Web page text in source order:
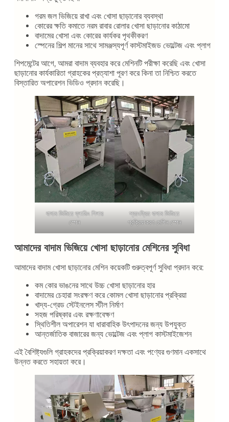
গরম জল ভিজিয়ে রাখা এবং খোসা ছাড়ানোর ব্যবস্থা
কোরের ক্ষতি কমাতে নরম রাবার রোলার খোসা ছাড়ানোর কাঠামো
বাদামের খোসা এবং কোরের কার্যকর পৃথকীকরণ
স্পেনের শিল্প মানের সাথে সামঞ্জস্যপূর্ণ কাস্টমাইজড ভোল্টেজ এবং প্লাগ
শিপমেন্টের আগে, আমরা বাদাম ব্যবহার করে মেশিনটি পরীক্ষা করেছি এবং খোসা
ছাড়ানোর কার্যকারিতা গ্রাহকের প্রত্যাশা পূরণ করে কিনা তা নিশ্চিত করতে
বিস্তারিত অপারেশন ভিডিও প্রদান করেছি।
বাদাম ভিজিয়ে ব্লাঞ্চিং পিলার
স্পেন
স্বয়ংক্রিয় বাদাম ভিজিয়ে
প্রক্রিয়াকরণ মেশিন স্পেন
আমাদের বাদাম ভিজিয়ে খোসা ছাড়ানোর মেশিনের সুবিধা
আমাদের বাদাম খোসা ছাড়ানোর মেশিন কয়েকটি গুরুত্বপূর্ণ সুবিধা প্রদান করে:
কম কোর ভাঙনের সাথে উচ্চ খোসা ছাড়ানোর হার
বাদামের চেহারা সংরক্ষণ করে কোমল খোসা ছাড়ানোর প্রক্রিয়া
খাদ্য-গ্রেড স্টেইনলেস স্টীল নির্মাণ
সহজ পরিষ্কার এবং রক্ষণাবেক্ষণ
স্থিতিশীল অপারেশন যা ধারাবাহিক উৎপাদনের জন্য উপযুক্ত
আন্তর্জাতিক বাজারের জন্য ভোল্টেজ এবং প্লাগ কাস্টমাইজেশন
এই বৈশিষ্ট্যগুলি গ্রাহকদের প্রক্রিয়াকরণ দক্ষতা এবং পণ্যের গুণমান একসাথে
উন্নত করতে সহায়তা করে।